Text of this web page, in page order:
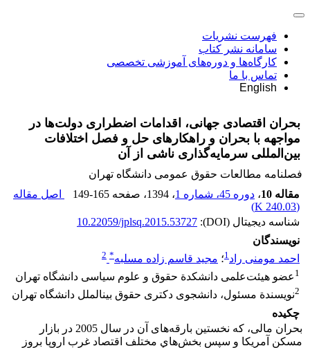
فهرست نشریات
سامانه نشر کتاب
کارگاه‌ها و دوره‌های آموزشی تخصصی
تماس با ما
English
بحران اقتصادی جهانی، اقدامات اضطراری دولت‌ها در
مواجهه با بحران و راهکارهای حل و فصل اختلافات
بین‌المللی سرمایه‌گذاری ناشی از آن
فصلنامه مطالعات حقوق عمومی دانشگاه تهران
مقاله 10
، دوره 45، شماره 1 ، 1394 ، صفحه 149-165
اصل مقاله
(
240.03 K
)
شناسه دیجیتال (DOI):
10.22059/jplsq.2015.53727
نویسندگان
احمد مومنی راد1؛ مجید قاسم زاده مسلبه*
2
1 عضو هیئت‌علمی دانشکدة حقوق و علوم سیاسی دانشگاه تهران
2نویسندة مسئول، دانشجوی دکتری حقوق بین‏الملل دانشگاه تهران
چکیده
بحران مالی، که نخستین بارقه‌های آن در سال 2005 در بازار
مسکن آمریکا و سپس بخش‌های مختلف اقتصاد غرب اروپا بروز